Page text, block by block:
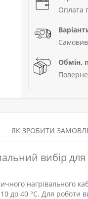
Оплата
Обмін,
ЯК ЗРОБИТИ
вибір для
нагрівального
до 40 °С. Для роботи